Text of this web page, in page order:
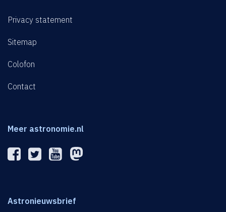
Privacy statement
Sitemap
Colofon
Contact
Meer astronomie.nl
Astronieuwsbrief